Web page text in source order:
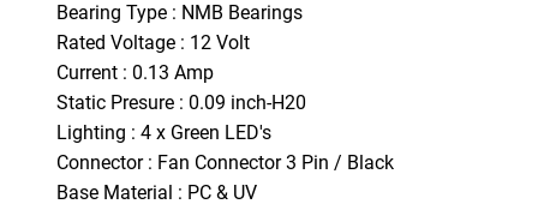
Bearing Type : NMB Bearings
Rated Voltage : 12 Volt
Current : 0.13 Amp
Static Presure : 0.09 inch-H20
Lighting : 4 x Green LED's
Connector : Fan Connector 3 Pin / Black
Base Material : PC & UV